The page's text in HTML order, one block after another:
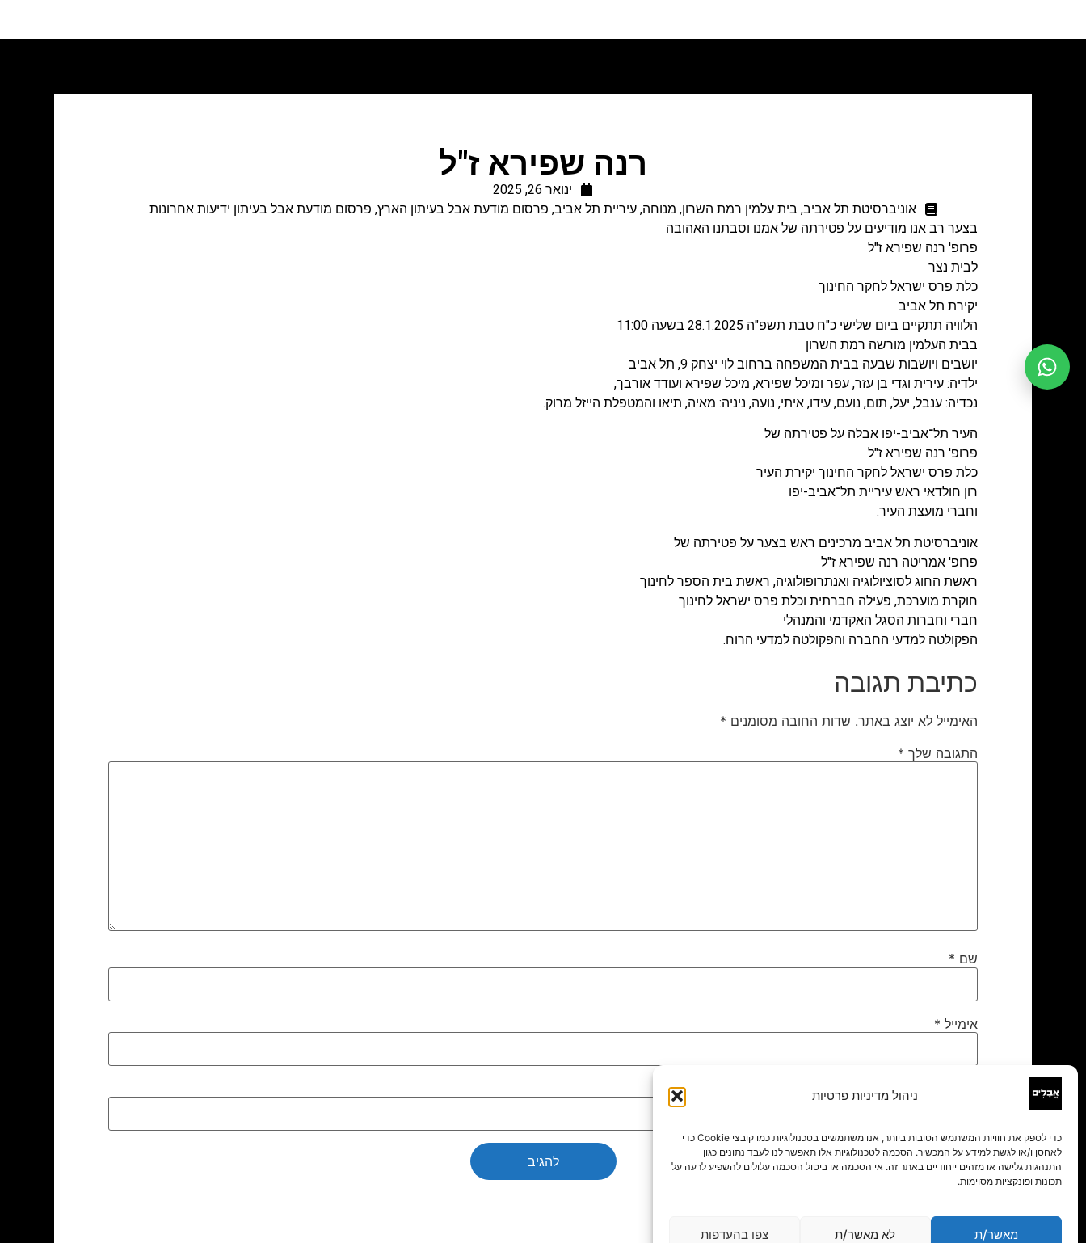
ניהול מדיניות פרטיות
כדי לספק את חוויות המשתמש הטובות ביותר, אנו משתמשים בטכנולוגיות כמו קובצי Cookie כדי
לאחסן ו/או לגשת למידע על המכשיר. הסכמה לטכנולוגיות אלו תאפשר לנו לעבד נתונים כגון
התנהגות גלישה או מזהים ייחודיים באתר זה. אי הסכמה או ביטול הסכמה עלולים להשפיע לרעה על
תכונות ופונקציות מסוימות.
מאשר/ת לא מאשר/ת צפו בהעדפות
רנה שפירא ז"ל
ינואר 26, 2025
אוניברסיטת תל אביב, בית עלמין רמת השרון, מנוחה,עיריית תל אביב, פרסום מודעת אבל בעיתון הארץ, פרסום מודעת אבל בעיתון ידיעות אחרונות
בצער רב אנו מודיעים על פטירתה של אמנו וסבתנו האהובה
פרופ' רנה שפירא ז"ל
לבית נצר
כלת פרס ישראל לחקר החינוך
יקירת תל אביב
הלוויה תתקיים ביום שלישי כ"ח טבת תשפ"ה 28.1.2025 בשעה 11:00
בבית העלמין מורשה רמת השרון
יושבים ויושבות שבעה בבית המשפחה ברחוב לוי יצחק 9, תל אביב
ילדיה: עירית וגדי בן עזר, עפר ומיכל שפירא, מיכל שפירא ועודד אורבך,
נכדיה: ענבל, יעל, תום, נועם, עידו, איתי, נועה, ניניה: מאיה, תיאו והמטפלת הייזל מרוק.
העיר תל־אביב-יפואבלה על פטירתה של
פרופ' רנה שפירא ז"ל
כלת פרס ישראל לחקר החינוך יקירת העיר
רון חולדאי ראש עיריית תל־אביב-יפו
וחברי מועצת העיר.
אוניברסיטת תל אביב מרכינים ראש בצער על פטירתה של
פרופ' אמריטה רנה שפירא ז"ל
ראשת החוג לסוציולוגיה ואנתרופולוגיה, ראשת בית הספר לחינוך
חוקרת מוערכת, פעילה חברתית וכלת פרס ישראל לחינוך
חברי וחברות הסגל האקדמי והמנהלי
הפקולטה למדעי החברה והפקולטה למדעי הרוח.
כתיבת תגובה
האימייל לא יוצג באתר. שדות החובה מסומנים *
התגובה שלך *
שם *
אימייל *